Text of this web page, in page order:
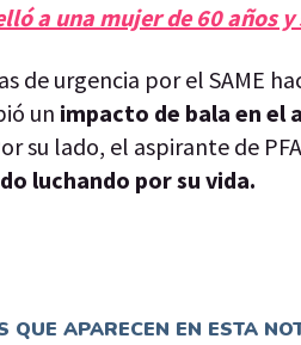
a una mujer de 60 años
de urgencia por el SAME
un impacto de bala en el
su lado, el aspirante de
luchando por su vida.
QUE APARECEN EN ESTA